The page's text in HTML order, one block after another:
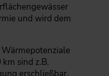
und wird dem
sind z.B.
erschließbar.